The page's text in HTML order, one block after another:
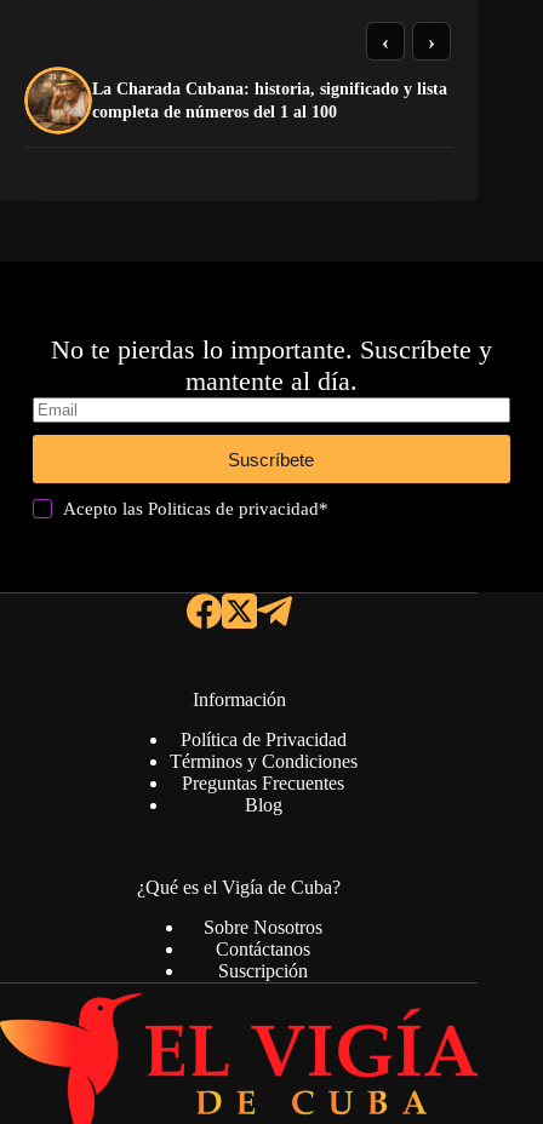
La Charada Cubana: historia, significado y lista
completa de números del 1 al 100
‹ ›
No te pierdas lo importante. Suscríbete y
mantente al día.
Suscríbete
Acepto lasPoliticas de privacidad*
Información
Política de Privacidad
Términos y Condiciones
Preguntas Frecuentes
Blog
¿Qué es el Vigía de Cuba?
Sobre Nosotros
Contáctanos
Suscripción